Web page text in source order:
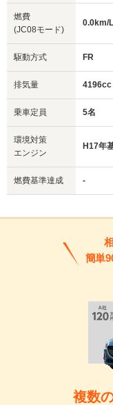
燃費
(JC08モード)
0.0km/L
駆動方式 FR
排気量 4196cc
乗車定員 5名
環境対策
エンジン
H17
燃費基準達成 -
簡単
複数